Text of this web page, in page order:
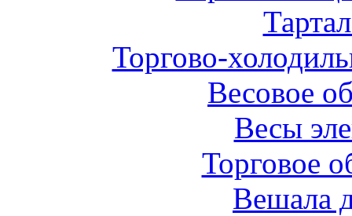
Торгово-
Весовое
Весы
Торговое
Вешала